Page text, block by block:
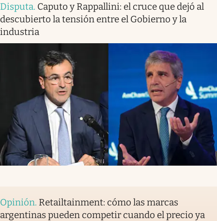
Disputa. Caputo y Rappallini: el cruce que dejó al
descubierto la tensión entre el Gobierno y la
industria
Opinión. Retailtainment: cómo las marcas
argentinas pueden competir cuando el precio ya